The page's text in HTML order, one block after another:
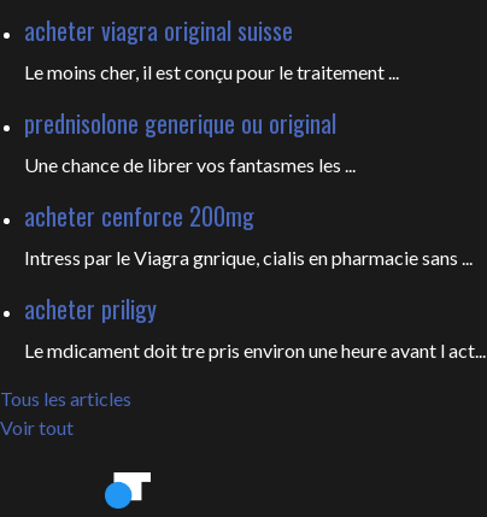
acheter viagra original suisse
Le moins cher, il est conçu pour le traitement ...
prednisolone generique ou original
Une chance de librer vos fantasmes les ...
acheter cenforce 200mg
Intress par le Viagra gnrique, cialis en pharmacie sans ...
acheter priligy
Le mdicament doit tre pris environ une heure avant l act...
Tous les articles
Voir tout